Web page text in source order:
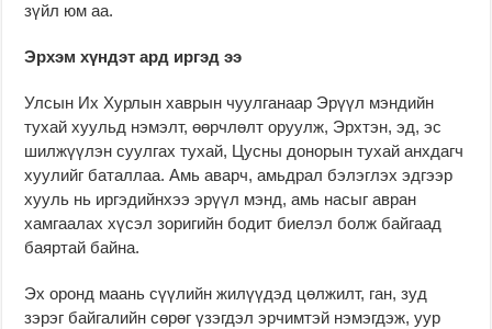
зүйл юм аа.
Эрхэм хүндэт ард иргэд ээ
Улсын Их Хурлын хаврын чуулганаар Эрүүл мэндийн
тухай хуульд нэмэлт, өөрчлөлт оруулж, Эрхтэн, эд, эс
шилжүүлэн суулгах тухай, Цусны донорын тухай анхдагч
хуулийг баталлаа. Амь аварч, амьдрал бэлэглэх эдгээр
хууль нь иргэдийнхээ эрүүл мэнд, амь насыг авран
хамгаалах хүсэл зоригийн бодит биелэл болж байгаад
баяртай байна.
Эх оронд маань сүүлийн жилүүдэд цөлжилт, ган, зуд
зэрэг байгалийн сөрөг үзэгдэл эрчимтэй нэмэгдэж, уур